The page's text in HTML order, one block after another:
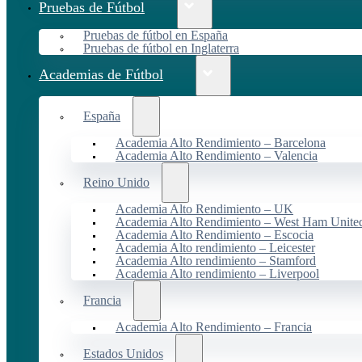
Pruebas de Fútbol
Pruebas de fútbol en España
Pruebas de fútbol en Inglaterra
Academias de Fútbol
España
Academia Alto Rendimiento – Barcelona
Academia Alto Rendimiento – Valencia
Reino Unido
Academia Alto Rendimiento – UK
Academia Alto Rendimiento – West Ham
Academia Alto Rendimiento – Escocia
Academia Alto rendimiento – Leicester
Academia Alto rendimiento – Stamford
Academia Alto rendimiento – Liverpool
Francia
Academia Alto Rendimiento – Francia
Estados Unidos